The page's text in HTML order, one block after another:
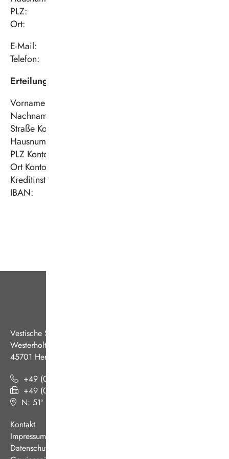
PLZ:
Ort:
E-Mail:
Telefon:
Erteilung eines SEPA-Lastschriftmandats
Vorname Kontoinhaber*in
Nachname Kontoinhaber*in:
Straße Kontoinhaber*in:
Hausnummer Kontoinhaber*in:
PLZ Kontoinhaber*in:
Ort Kontoinhaber*in:
Kreditinstitut:
IBAN:
Vestische Straßenbahnen GmbH
Westerholter Straße 550
45701 Herten
+49 (0) 2366 186 - 0
+49 (0) 2366 186 - 444
N: 51º 36’ 38“ E: 07º 08’ 07“
Kontakt
Impressum
Datenschutz